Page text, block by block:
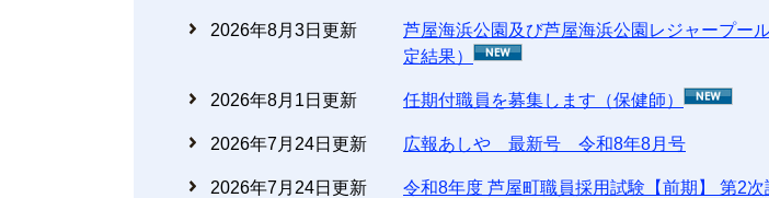
2026年8月3日更新
芦屋海浜公園及び芦屋海浜公園レジャープー
定結果）
2026年8月1日更新 任期付職員を募集します（保健師）
2026年7月24日更新 広報あしや 最新号 令和8年8月号
2026年7月24日更新 令和8年度 芦屋町職員採用試験【前期】 第2